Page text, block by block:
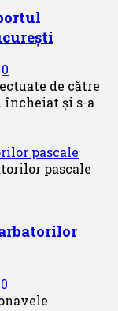
0
de către
și s-a
pascale
0